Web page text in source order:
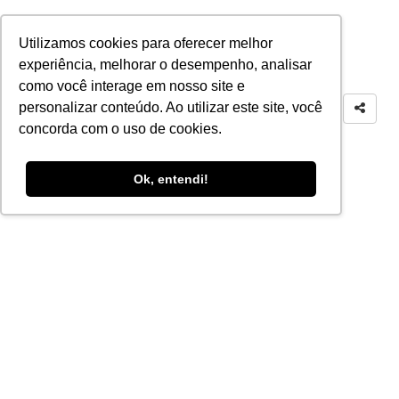
Utilizamos cookies para oferecer melhor
experiência, melhorar o desempenho, analisar
como você interage em nosso site e
personalizar conteúdo. Ao utilizar este site, você
concorda com o uso de cookies.
Ok, entendi!